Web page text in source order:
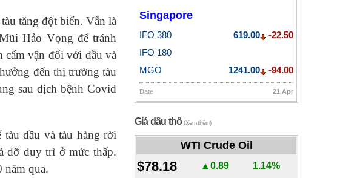
tăng đột biến. Vẫn là
Hảo Vọng để tránh
cấm vận đối với dầu và
đến thị trường tàu
sau dịch bệnh Covid
dầu và tàu hàng rời
dỡ duy trì ở mức thấp.
năm qua.
Singapore
IFO 380 619.00
-22.50
IFO 180
MGO
1241.00 -94.00
Date 21 Apr
Giá dầu thô(Xem thêm)
WTI Crude Oil
$78.18 ▲0.89 1.14%